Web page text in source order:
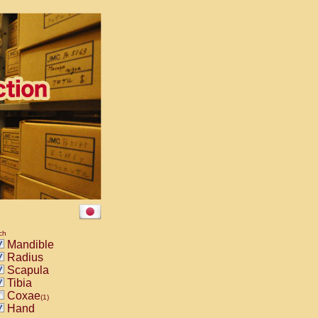
Mandible
Radius
Scapula
Tibia
Coxae(1)
Hand